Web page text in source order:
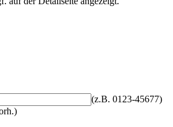
(z.B. 0123-45677)